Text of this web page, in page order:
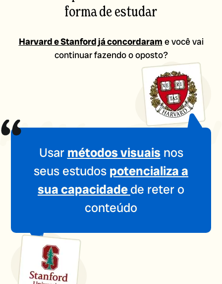
forma de estudar
Harvard e Stanford já concordaram e você vai
continuar fazendo o oposto?
Usar métodos visuais nos
seus estudos potencializa a
sua capacidadede reter o
conteúdo